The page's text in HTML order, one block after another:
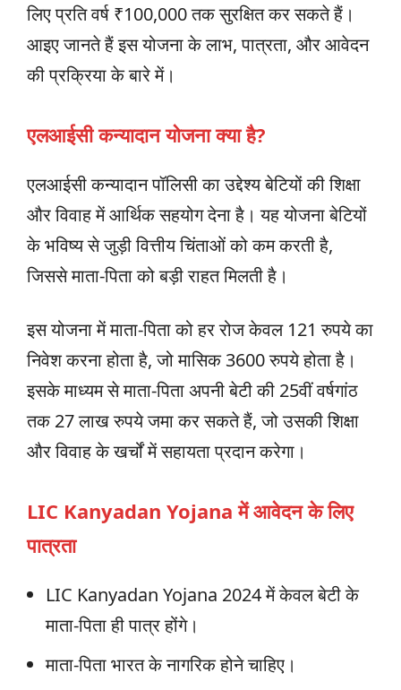
लिए प्रति वर्ष ₹100,000 तक सुरक्षित कर सकते हैं।
आइए जानते हैं इस योजना के लाभ, पात्रता, और आवेदन
की प्रक्रिया के बारे में।
एलआईसी कन्यादान योजना क्या है?
एलआईसी कन्यादान पॉलिसी का उद्देश्य बेटियों की शिक्षा
और विवाह में आर्थिक सहयोग देना है। यह योजना बेटियों
के भविष्य से जुड़ी वित्तीय चिंताओं को कम करती है,
जिससे माता-पिता को बड़ी राहत मिलती है।
इस योजना में माता-पिता को हर रोज केवल 121 रुपये का
निवेश करना होता है, जो मासिक 3600 रुपये होता है।
इसके माध्यम से माता-पिता अपनी बेटी की 25वीं वर्षगांठ
तक 27 लाख रुपये जमा कर सकते हैं, जो उसकी शिक्षा
और विवाह के खर्चों में सहायता प्रदान करेगा।
LIC Kanyadan Yojana में आवेदन के लिए
पात्रता
LIC Kanyadan Yojana 2024 में केवल बेटी के
माता-पिता ही पात्र होंगे।
माता-पिता भारत के नागरिक होने चाहिए।